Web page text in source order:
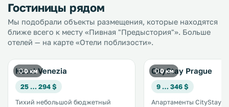
Гостиницы рядом
Мы подобрали объекты размещения, которые находятся
ближе всего к месту «Пивная "Предыстория"». Больше
отелей — на карте «Отели поблизости».
0 км
Hotel Venezia
25 … 294 $
Тихий небольшой бюджетный
0 км
CityStay Prague
9 … 346 $
Апартаменты CityStay